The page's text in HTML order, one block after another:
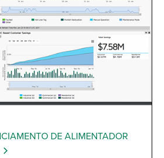
DE ALIMENTADOR